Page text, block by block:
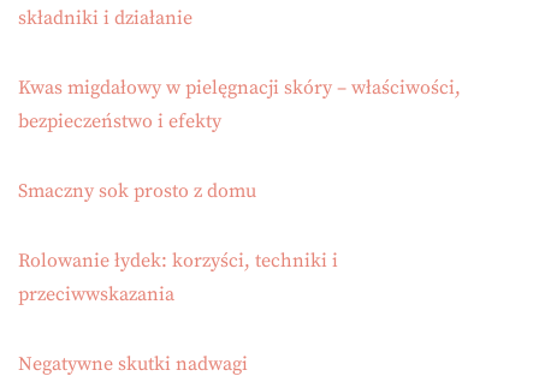
składniki i działanie
Kwas migdałowy w pielęgnacji skóry – właściwości,
bezpieczeństwo i efekty
Smaczny sok prosto z domu
Rolowanie łydek: korzyści, techniki i
przeciwwskazania
Negatywne skutki nadwagi